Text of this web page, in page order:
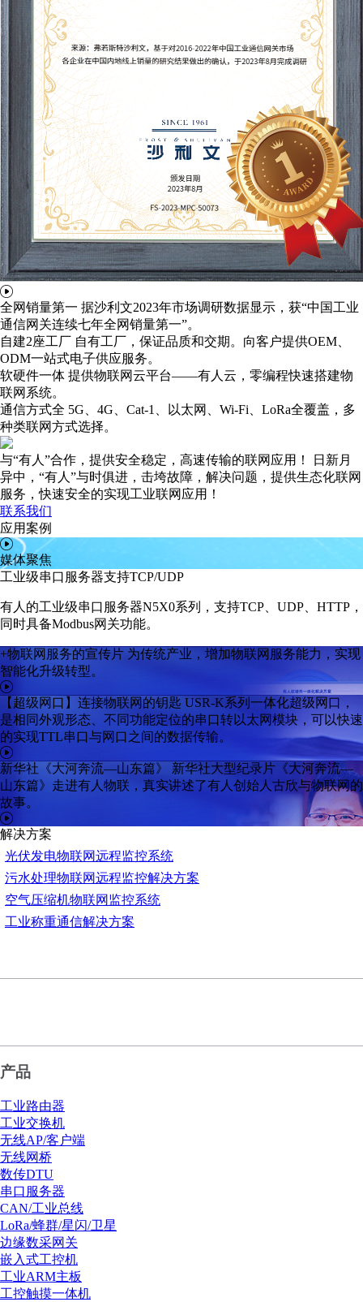
全网销量第一 据沙利文2023年市场调研数据显示，获“中国工业
通信网关连续七年全网销量第一”。
自建2座工厂 自有工厂，保证品质和交期。向客户提供OEM、
ODM一站式电子供应服务。
软硬件一体 提供物联网云平台——有人云，零编程快速搭建物
联网系统。
通信方式全 5G、4G、Cat-1、以太网、Wi-Fi、LoRa全覆盖，多
种类联网方式选择。
与“有人”合作，提供安全稳定，高速传输的联网应用！
日新月
异中，“有人”与时俱进，击垮故障，解决问题，提供生态化联网
服务，快速安全的实现工业联网应用！
联系我们
应用案例
媒体聚焦
工业级串口服务器支持TCP/UDP
有人的工业级串口服务器N5X0系列，支持TCP、UDP、HTTP，
同时具备Modbus网关功能。
+物联网服务的宣传片 为传统产业，增加物联网服务能力，实现
智能化升级转型。
【超级网口】连接物联网的钥匙 USR-K系列一体化超级网口，
是相同外观形态、不同功能定位的串口转以太网模块，可以快速
的实现TTL串口与网口之间的数据传输。
新华社《大河奔流—山东篇》
新华社大型纪录片《大河奔流—
山东篇》走进有人物联，真实讲述了有人创始人古欣与物联网的
故事。
解决方案
光伏发电物联网远程监控系统
污水处理物联网远程监控解决方案
空气压缩机物联网监控系统
工业称重通信解决方案
产品
工业路由器
工业交换机
无线AP/客户端
无线网桥
数传DTU
串口服务器
CAN/工业总线
LoRa/蜂群/星闪/卫星
边缘数采网关
嵌入式工控机
工业ARM主板
工控触摸一体机